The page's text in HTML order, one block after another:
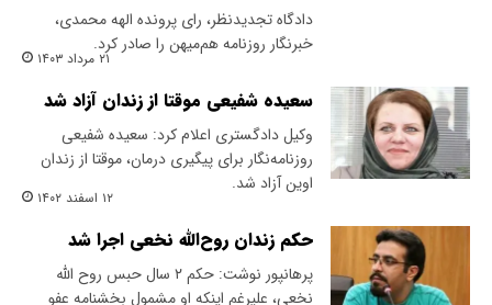
دادگاه تجدیدنظر، رای پرونده الهه محمدی،
خبرنگار روزنامه هم‌میهن را صادر کرد.
۲۱ مرداد ۱۴۰۳
سعیده شفیعی موقتا از زندان آزاد شد
وکیل دادگستری اعلام کرد: سعیده شفیعی
روزنامه‌نگار برای پیگیری درمان، موقتا از زندان
اوین آزاد شد.
۱۲ اسفند ۱۴۰۲
حکم زندان روح‌الله نخعی اجرا شد
پرهانپور نوشت: حکم ۲ سال حبس روح الله
نخعی، علیرغم اینکه او مشمول بخشنامه عفو